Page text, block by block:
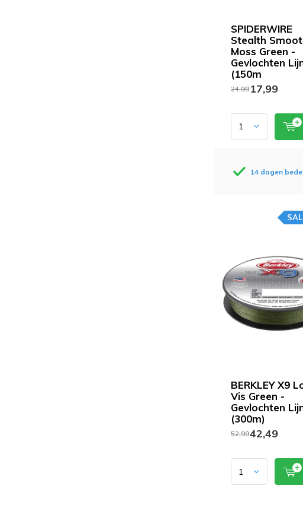
SPIDERWIRE
Stealth
Moss Green -
Gevlochten
(150m
24,9917,99
14 dagen
BERKLEY X9
Vis Green -
Gevlochten
(300m)
52,9942,49